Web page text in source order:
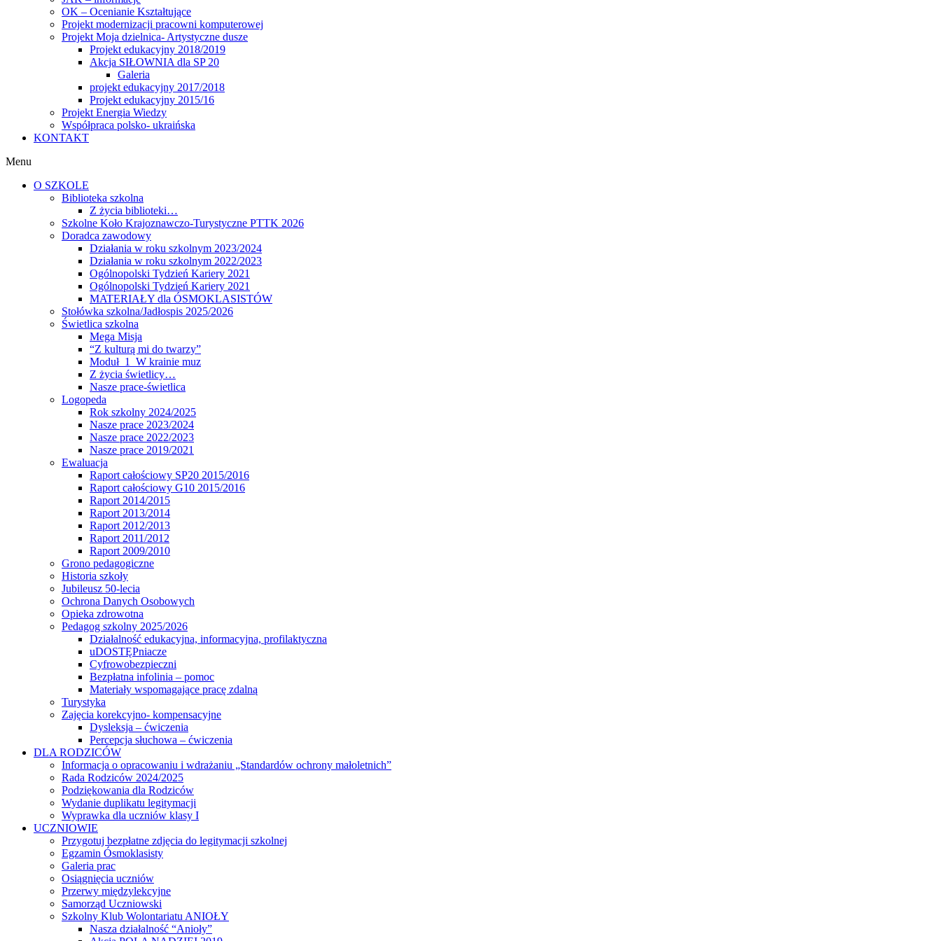
OK – Ocenianie Kształtujące
Projekt modernizacji pracowni komputerowej
Projekt Moja dzielnica- Artystyczne dusze
Projekt edukacyjny 2018/2019
Akcja SIŁOWNIA dla SP 20
Galeria
projekt edukacyjny 2017/2018
Projekt edukacyjny 2015/16
Projekt Energia Wiedzy
Współpraca polsko- ukraińska
KONTAKT
Menu
O SZKOLE
Biblioteka szkolna
Z życia biblioteki…
Szkolne Koło Krajoznawczo-Turystyczne PTTK 2026
Doradca zawodowy
Działania w roku szkolnym 2023/2024
Działania w roku szkolnym 2022/2023
Ogólnopolski Tydzień Kariery 2021
Ogólnopolski Tydzień Kariery 2021
MATERIAŁY dla ÓSMOKLASISTÓW
Stołówka szkolna/Jadłospis 2025/2026
Świetlica szkolna
Mega Misja
“Z kulturą mi do twarzy”
Moduł 1 W krainie muz
Z życia świetlicy…
Nasze prace-świetlica
Logopeda
Rok szkolny 2024/2025
Nasze prace 2023/2024
Nasze prace 2022/2023
Nasze prace 2019/2021
Ewaluacja
Raport całościowy SP20 2015/2016
Raport całościowy G10 2015/2016
Raport 2014/2015
Raport 2013/2014
Raport 2012/2013
Raport 2011/2012
Raport 2009/2010
Grono pedagogiczne
Historia szkoły
Jubileusz 50-lecia
Ochrona Danych Osobowych
Opieka zdrowotna
Pedagog szkolny 2025/2026
Działalność edukacyjna, informacyjna, profilaktyczna
uDOSTĘPniacze
Cyfrowobezpieczni
Bezpłatna infolinia – pomoc
Materiały wspomagające pracę zdalną
Turystyka
Zajęcia korekcyjno- kompensacyjne
Dysleksja – ćwiczenia
Percepcja słuchowa – ćwiczenia
DLA RODZICÓW
Informacja o opracowaniu i wdrażaniu „Standardów ochrony małoletnich”
Rada Rodziców 2024/2025
Podziękowania dla Rodziców
Wydanie duplikatu legitymacji
Wyprawka dla uczniów klasy I
UCZNIOWIE
Przygotuj bezpłatne zdjęcia do legitymacji szkolnej
Egzamin Ósmoklasisty
Galeria prac
Osiągnięcia uczniów
Przerwy międzylekcyjne
Samorząd Uczniowski
Szkolny Klub Wolontariatu ANIOŁY
Nasza działalność “Anioły”